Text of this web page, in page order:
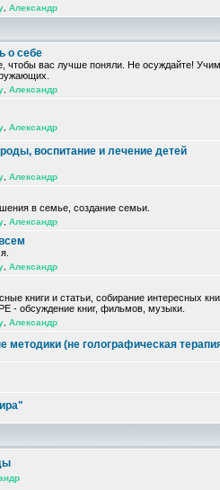
Александр
о себе
чтобы вас лучше поняли. Не осуждайте!
Александр
Александр
воспитание и лечение детей
Александр
в семье, создание семьи.
Александр
Александр
книги и статьи, собирание интересных
- обсуждение книг, фильмов, музыки.
Александр
методики (не голографическая